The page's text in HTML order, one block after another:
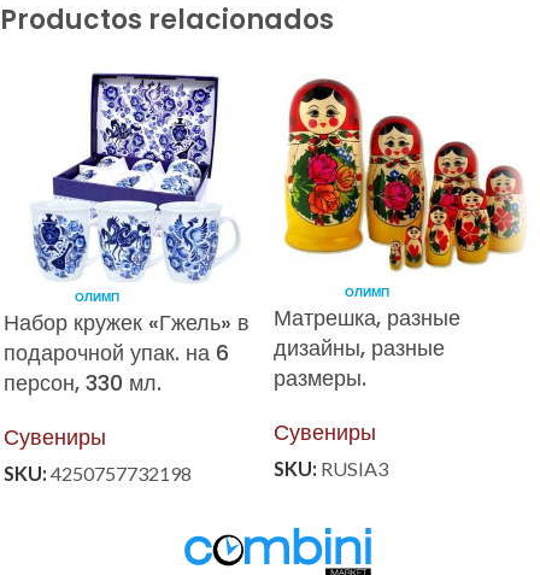
Productos relacionados
ОЛИМП
Набор кружек «Гжель» в
подарочной упак. на 6
персон, 330 мл.
Сувениры
SKU: 4250757732198
ОЛИМП
Матрешка, разные
дизайны, разные
размеры.
Сувениры
SKU: RUSIA3